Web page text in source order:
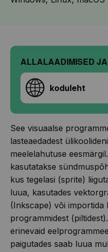
ALLALAADIMISED
koduleht
See visuaalse
lasteaedadest
meelelahutuse
kasutatakse
kus tegelasi (sprite)
luua, kasutades
(Inkscape) või importida
programmidest
erinevaid
paigutades saab luua